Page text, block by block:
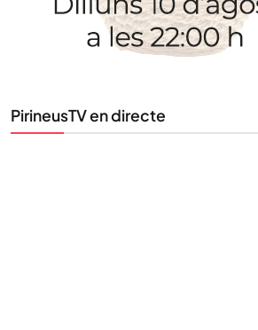
PirineusTV en directe
la informació que importa.
SUBSCRIU-TE